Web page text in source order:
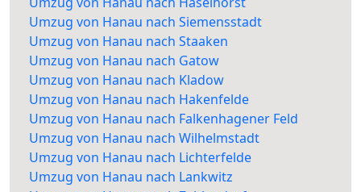
Umzug von Hanau nach Siemensstadt
Umzug von Hanau nach Staaken
Umzug von Hanau nach Gatow
Umzug von Hanau nach Kladow
Umzug von Hanau nach Hakenfelde
Umzug von Hanau nach Falkenhagener Feld
Umzug von Hanau nach Wilhelmstadt
Umzug von Hanau nach Lichterfelde
Umzug von Hanau nach Lankwitz